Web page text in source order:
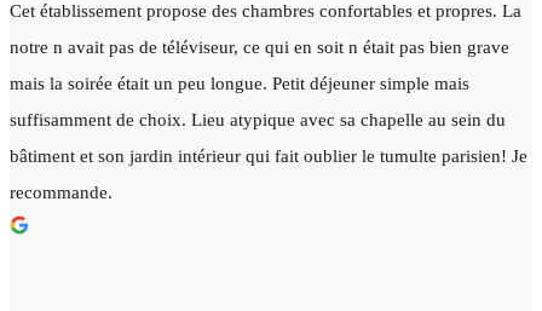
Cet établissement propose des chambres confortables et propres. La
notre n avait pas de téléviseur, ce qui en soit n était pas bien grave
mais la soirée était un peu longue. Petit déjeuner simple mais
suffisamment de choix. Lieu atypique avec sa chapelle au sein du
bâtiment et son jardin intérieur qui fait oublier le tumulte parisien! Je
recommande.